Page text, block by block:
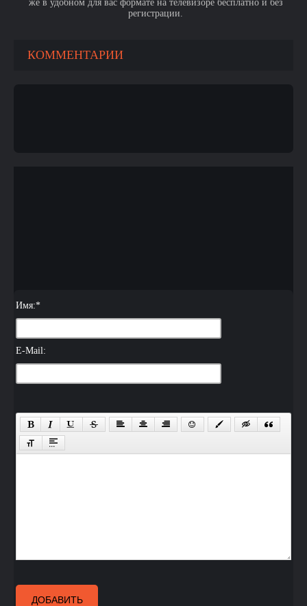
же в удобном для вас формате на телевизоре бесплатно и без
регистрации.
КОММЕНТАРИИ
Имя:*
E-Mail:
ДОБАВИТЬ